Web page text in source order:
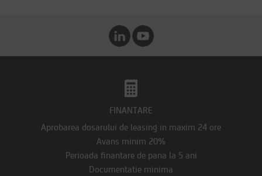
FINANTARE
Aprobarea dosarului de leasing in maxim 24 ore
Avans minim 20%
Perioada finantare de pana la 5 ani
Documentatie minima